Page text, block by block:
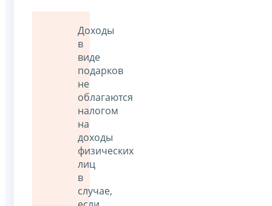
Доходы
в
виде
подарков
не
облагаются
налогом
на
доходы
физических
лиц
в
случае,